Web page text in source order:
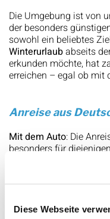
Diese Webseite
Die Umgebung ist von
der besonders
sowohl ein beliebtes
Winterurlaubabseits
erkunden möchte, hat
erreichen – egal ob mit
Anreise aus
Mit dem Auto: Die
besonders für
die landschaftlich
möchten. Vom Süden
oder Stuttgart) dauert
dann durch das